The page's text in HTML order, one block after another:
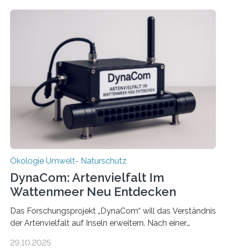
Ökologie Umwelt- Naturschutz
DynaCom: Artenvielfalt Im
Wattenmeer Neu Entdecken
Das Forschungsprojekt „DynaCom“ will das Verständnis
der Artenvielfalt auf Inseln erweitern. Nach einer
29.10.2025